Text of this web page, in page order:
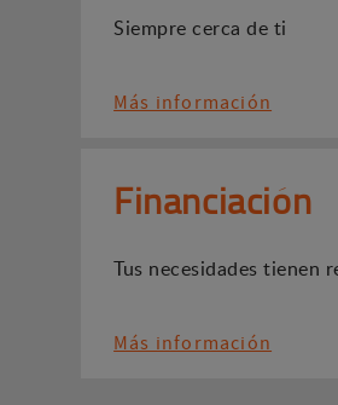
Siempre cerca de ti
Más información
Financiación
Tus necesidades tienen
Más información